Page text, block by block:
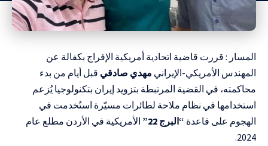
المسار : قررت قاضية اتحادية أمريكية الإفراج بكفالة عن
المهندس الأمريكي-الإيراني مهدي صادقي قبل أيام من بدء
محاكمته، في القضية المرتبطة بتزويد إيران بتكنولوجيا يُزعم
استخدامها في نظام ملاحة لطائرات مسيّرة استُخدمت في
الهجوم على قاعدة “البرج 22”
الأمريكية في الأردن مطلع عام
2024.